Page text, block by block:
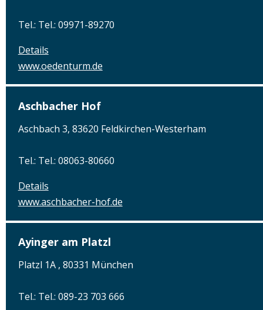
Tel.: Tel.: 09971-89270
Details
www.oedenturm.de
Aschbacher Hof
Aschbach 3, 83620 Feldkirchen-Westerham
Tel.: Tel.: 08063-80660
Details
www.aschbacher-hof.de
Ayinger am Platzl
Platzl 1A , 80331 München
Tel.: Tel.: 089-23 703 666